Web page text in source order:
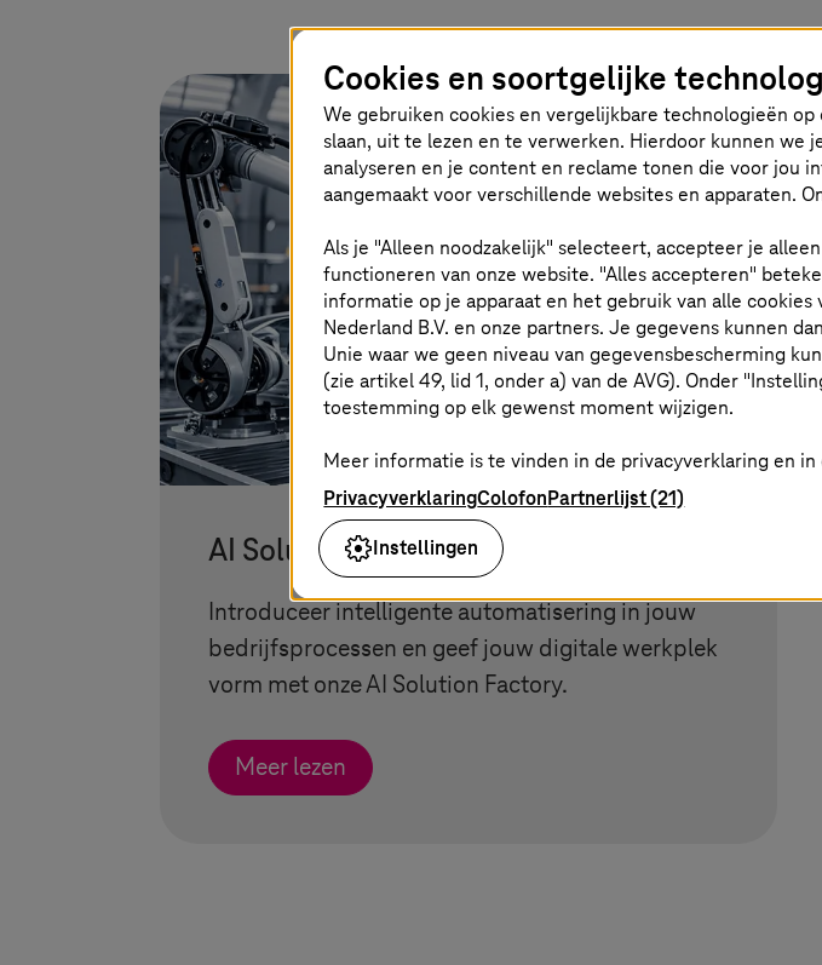
AI Solution Factory van
Introduceer intelligente automatisering in jouw
bedrijfsprocessen en geef jouw digitale werkplek
vorm met onze AI Solution Factory.
Meer lezen
Cookies en soortgelijke
We gebruiken cookies en vergelijkbare technologieën
slaan, uit te lezen en te verwerken. Hierdoor kunnen
analyseren en je content en reclame tonen die voor jou
aangemaakt voor verschillende websites en apparaten.
Als je "Alleen noodzakelijk" selecteert, accepteer je
functioneren van onze website. "Alles accepteren"
informatie op je apparaat en het gebruik van alle
Nederland B.V. en onze partners. Je gegevens kunnen
Unie waar we geen niveau van gegevensbescherming
(zie artikel 49, lid 1, onder a) van de AVG). Onder
toestemming op elk gewenst moment wijzigen.
Meer informatie is te vinden in de privacyverklaring en
PrivacyverklaringColofonPartnerlijst (21)
Instellingen